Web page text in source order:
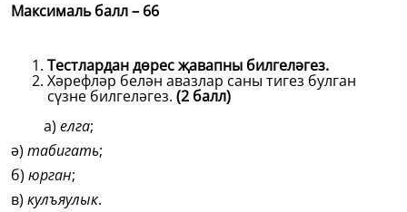
Максималь балл – 66
Тестлардан дөрес җавапны билгеләгез.
Хәрефләр белән авазлар саны тигез булган
сүзне билгеләгез. (2 балл)
а) елга;
ә) табигать;
б) юрган;
в) кулъяулык.